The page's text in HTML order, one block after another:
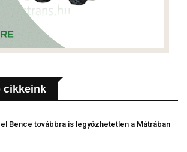
cikkeink
Bence továbbra is legyőzhetetlen a Mátrában